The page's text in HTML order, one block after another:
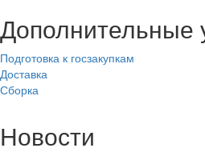
Дополнительные
Подготовка к госзакупкам
Доставка
Сборка
Новости